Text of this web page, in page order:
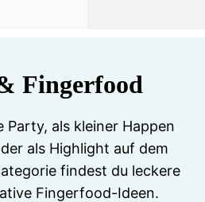
Fingerfood
Party, als kleiner Happen
als Highlight auf dem
findest du leckere
Fingerfood-Ideen.